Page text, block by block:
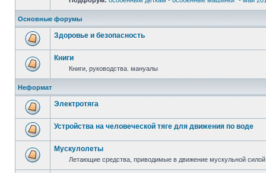
Основные форумы
Здоровье и безопасность
Книги
Книги, руководства. мануалы
Неформат
Электротяга
Устройства на человеческой тяге для движения по воде
Мускулолеты
Летающие средства, приводимые в движение мускульной силой